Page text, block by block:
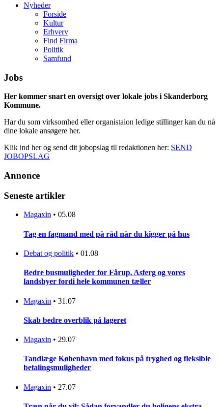
Nyheder
Forside
Kultur
Erhverv
Find Firma
Politik
Samfund
Jobs
Her kommer snart en oversigt over lokale jobs i Skanderborg
Kommune.
Har du som virksomhed eller organistaion ledige stillinger kan du nå
dine lokale ansøgere her.
Klik ind her og send dit jobopslag til redaktionen her: SEND
JOBOPSLAG
Annonce
Seneste artikler
Magaxin • 05.08
Tag en fagmand med på råd når du kigger på hus
Debat og politik • 01.08
Bedre busmuligheder for Fårup, Asferg og vores
landsbyer fordi hele kommunen tæller
Magaxin • 31.07
Skab bedre overblik på lageret
Magaxin • 29.07
Tandlæge København med fokus på tryghed og fleksible
betalingsmuligheder
Magaxin • 27.07